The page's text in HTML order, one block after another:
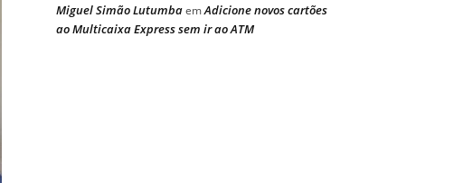
Miguel Simão LutumbaemAdicione novos cartões
ao Multicaixa Express sem ir ao ATM